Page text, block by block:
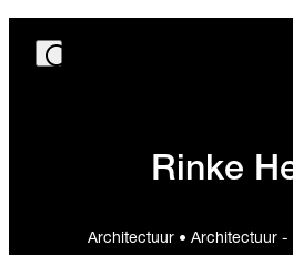
Rinke
Architectuur • Architectuur -